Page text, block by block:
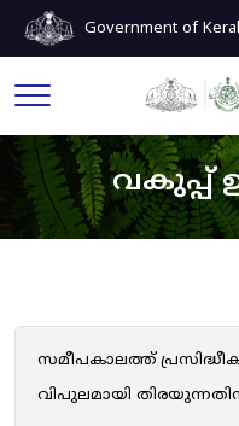
Government of
വകുപ്പ്
സമീപകാലത്ത്
വിപുലമായി